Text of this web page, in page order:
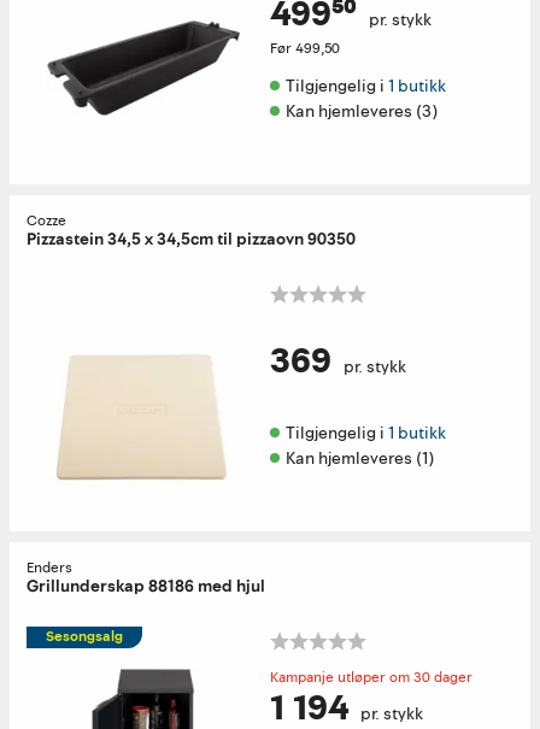
499⁵⁰ pr. stykk
Før499,50
Tilgjengelig i 1 butikk
Kan hjemleveres (3)
Cozze
Pizzastein 34,5 x 34,5cm til pizzaovn 90350
369 pr. stykk
Tilgjengelig i 1 butikk
Kan hjemleveres (1)
Enders
Grillunderskap 88186 med hjul
Sesongsalg
Kampanje utløper om 30 dager
1 194 pr. stykk